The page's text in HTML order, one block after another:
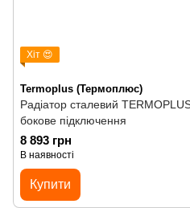
Хіт 😍
Termoplus (Термоплюс)
Радіатор сталевий
бокове підключення
8 893 грн
В наявності
Купити